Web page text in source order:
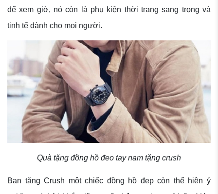
để xem giờ, nó còn là phụ kiện thời trang sang trọng và
tinh tế dành cho mọi người.
Quà tặng đồng hồ đeo tay nam tặng crush
Bạn tặng Crush một chiếc đồng hồ đẹp còn thể hiện ý